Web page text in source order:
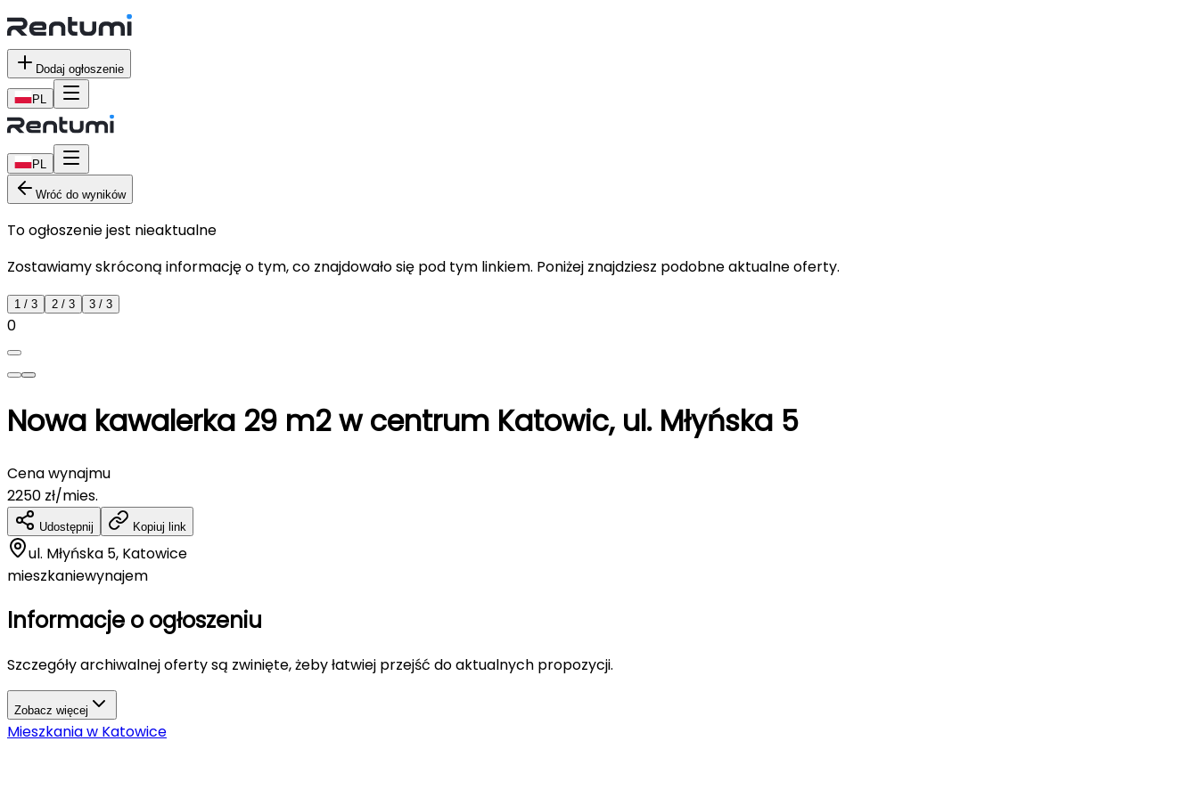
Dodaj ogłoszenie
PL
PL
Wróć do wyników
To ogłoszenie jest nieaktualne
Zostawiamy skróconą informację o tym, co znajdowało się pod tym linkiem. Poniżej znajdziesz podobne aktualne oferty.
1 / 3 2 / 3 3 / 3
0
Nowa kawalerka 29 m2 w centrum Katowic, ul. Młyńska 5
Cena wynajmu
2250 zł/mies.
Udostępnij Kopiuj link
ul. Młyńska 5, Katowice
mieszkaniewynajem
Informacje o ogłoszeniu
Szczegóły archiwalnej oferty są zwinięte, żeby łatwiej przejść do aktualnych propozycji.
Zobacz więcej
Mieszkaniaw Katowice